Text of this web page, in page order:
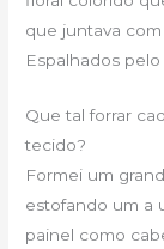
que juntava com
Espalhados
Que tal forrar
tecido?
Formei um
estofando um a
painel como